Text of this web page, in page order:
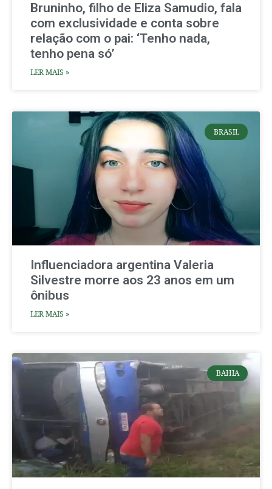
Bruninho, filho de Eliza Samudio, fala
com exclusividade e conta sobre
relação com o pai: ‘Tenho nada,
tenho pena só’
LER MAIS »
BRASIL
Influenciadora argentina Valeria
Silvestre morre aos 23 anos em um
ônibus
LER MAIS »
BAHIA